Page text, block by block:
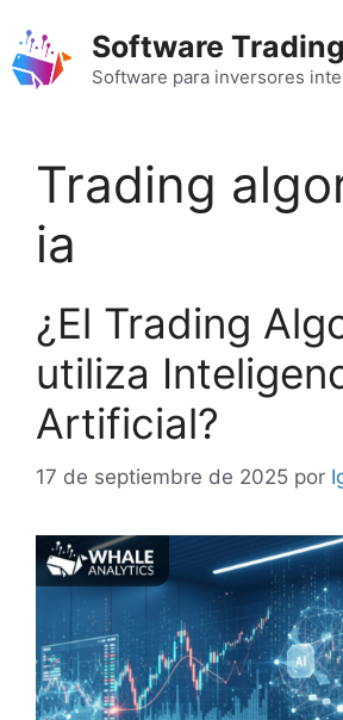
contenido
Software
Software para inversores
Trading
ia
¿El Trading
utiliza
Artificial?
17 de septiembre de 2025 por